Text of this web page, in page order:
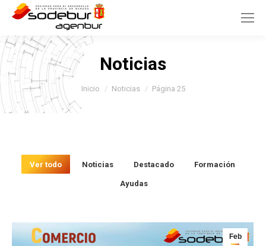
Noticias
Estás aquí: Inicio Noticias Página 25
Ver todo Noticias Destacado Formación
Ayudas
Feb